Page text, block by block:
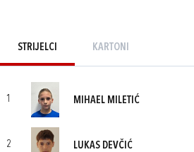
STRIJELCI KARTONI
1 MIHAEL MILETIĆ
2 LUKAS DEVČIĆ